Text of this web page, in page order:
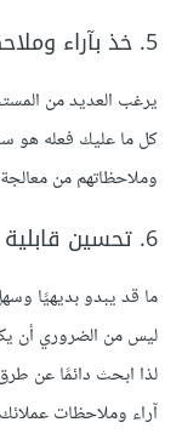
5. خذ بآراء وملاحظات المستخدمين
يرغب العديد من
كل ما عليك فعله هو
وملاحظاتهم من
6. تحسين قابلية استخدام المنتج
ما قد يبدو بديهيًا
ليس من الضروري أن
لذا ابحث دائمًا عن
آراء وملاحظات